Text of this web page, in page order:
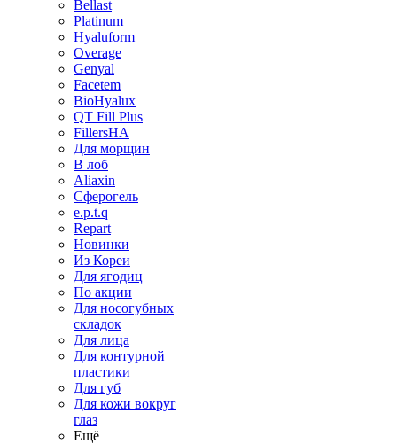
Bellast
Platinum
Hyaluform
Overage
Genyal
Facetem
BioHyalux
QT Fill Plus
FillersHA
Для морщин
В лоб
Aliaxin
Сферогель
e.p.t.q
Repart
Новинки
Из Кореи
Для ягодиц
По акции
Для носогубных
складок
Для лица
Для контурной
пластики
Для губ
Для кожи вокруг
глаз
Ещё